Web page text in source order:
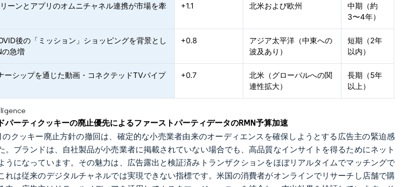
ーンとアプリのオムニチャネル連携が市場を牽
+1.1 北米および欧州
中期（約
3〜4年）
後の「ミッション」ショッピングを背景とし
の急増
+0.8
アジア太平洋（中東への
波及あり）
短期（2年
以内）
ーシップを通じた動画・コネクテッドTVパイプ
+0.7
北米（グローバルへの関
連性拡大）
長期（5年
以上）
パーティクッキーの廃止優先によるファーストパーティデータのRMN予算加速
のクッキー廃止方針の撤回は、確定的な小売業者由来のオーディエンスを確保しようとする広告主の緊迫感
。ブランドは、自社製品が小売業者に掲載されていない場合でも、高品質なインサイトを得るためにネット
うになっています。その魅力は、広告露出と検証済みトランザクションをほぼリアルタイムでマッチングで
れは従来のデジタルチャネルでは実現できない指標です。米国の消費者がオンラインでリサーチし店舗で購